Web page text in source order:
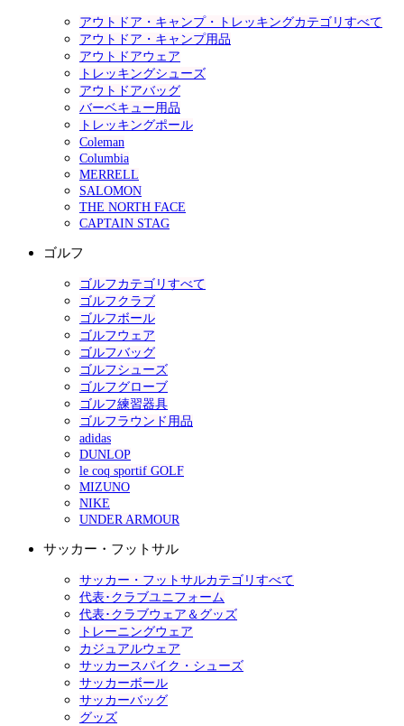
アウトドア・キャンプ・トレッキングカテゴリすべて
アウトドア・キャンプ用品
アウトドアウェア
トレッキングシューズ
アウトドアバッグ
バーベキュー用品
トレッキングポール
Coleman
Columbia
MERRELL
SALOMON
THE NORTH FACE
CAPTAIN STAG
ゴルフ
ゴルフカテゴリすべて
ゴルフクラブ
ゴルフボール
ゴルフウェア
ゴルフバッグ
ゴルフシューズ
ゴルフグローブ
ゴルフ練習器具
ゴルフラウンド用品
adidas
DUNLOP
le coq sportif GOLF
MIZUNO
NIKE
UNDER ARMOUR
サッカー・フットサル
サッカー・フットサルカテゴリすべて
代表･クラブユニフォーム
代表･クラブウェア＆グッズ
トレーニングウェア
カジュアルウェア
サッカースパイク・シューズ
サッカーボール
サッカーバッグ
グッズ